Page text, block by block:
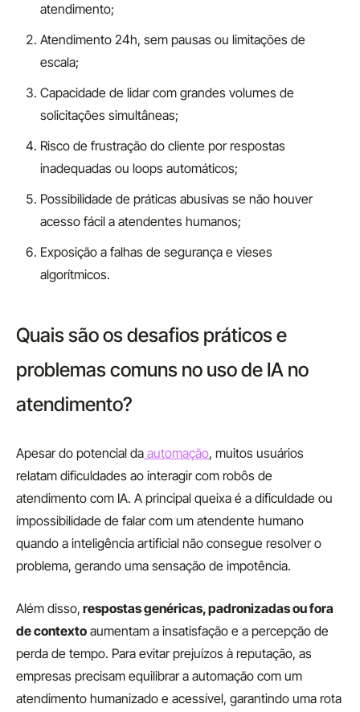
atendimento;
Atendimento 24h, sem pausas ou limitações de
escala;
Capacidade de lidar com grandes volumes de
solicitações simultâneas;
Risco de frustração do cliente por respostas
inadequadas ou loops automáticos;
Possibilidade de práticas abusivas se não houver
acesso fácil a atendentes humanos;
Exposição a falhas de segurança e vieses
algorítmicos.
Quais são os desafios práticos e
problemas comuns no uso de IA no
atendimento?
Apesar do potencial da automação, muitos usuários
relatam dificuldades ao interagir com robôs de
atendimento com IA. A principal queixa é a dificuldade ou
impossibilidade de falar com um atendente humano
quando a inteligência artificial não consegue resolver o
problema, gerando uma sensação de impotência.
Além disso, respostas genéricas, padronizadas ou fora
de contexto aumentam a insatisfação e a percepção de
perda de tempo. Para evitar prejuízos à reputação, as
empresas precisam equilibrar a automação com um
atendimento humanizado e acessível, garantindo uma rota